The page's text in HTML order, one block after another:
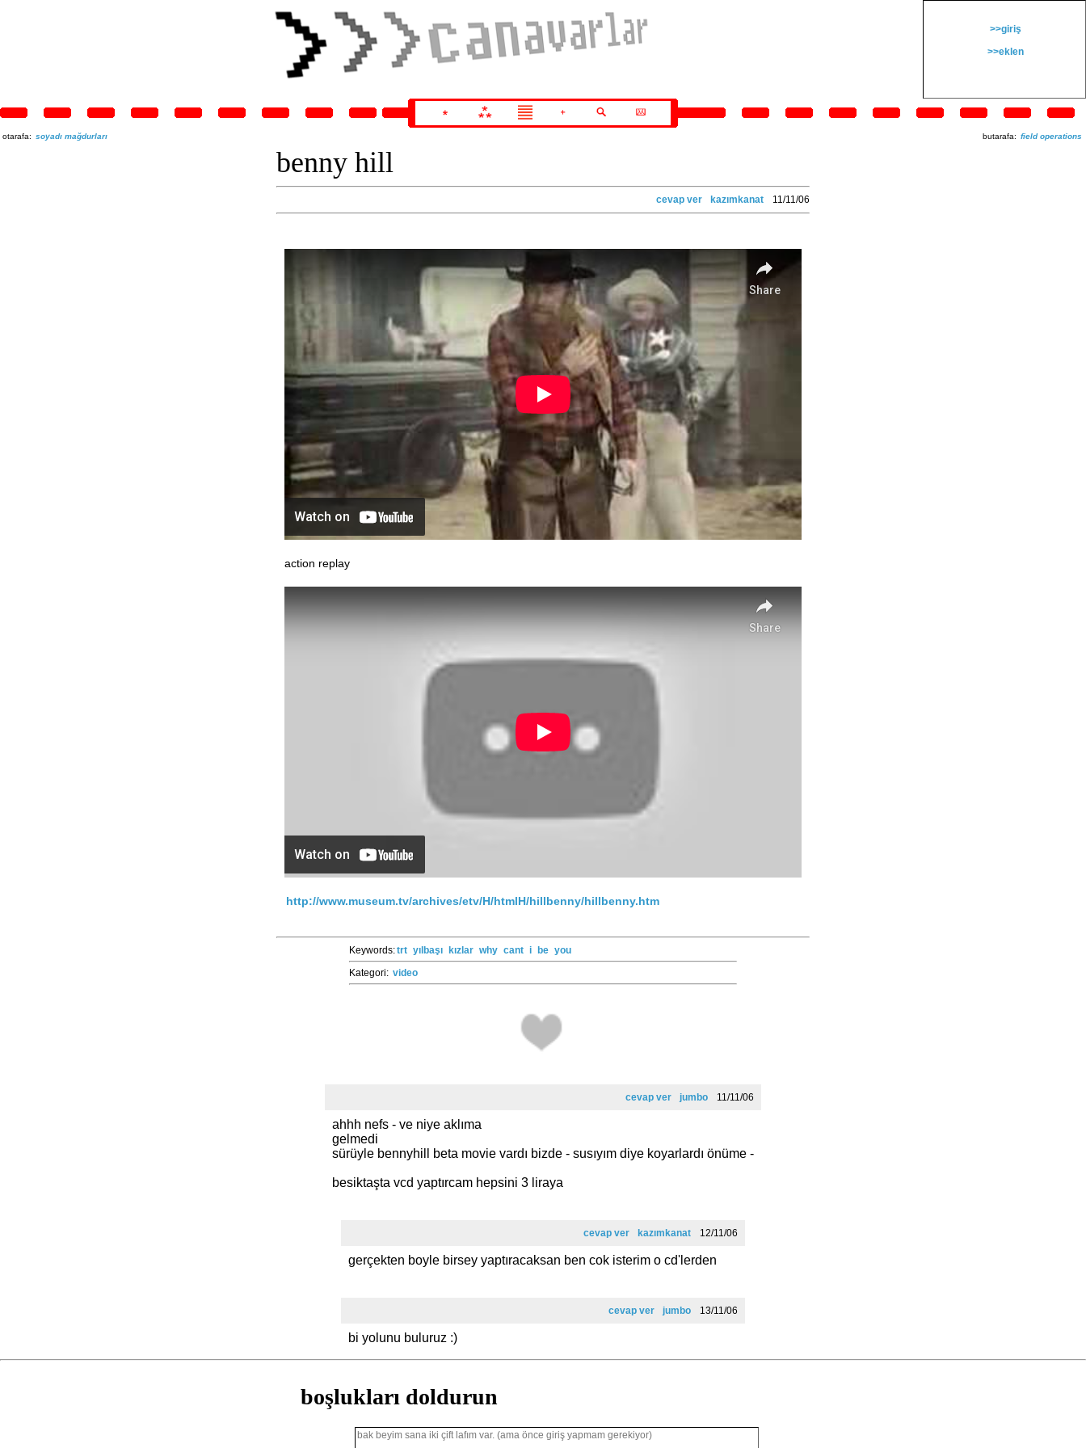
>>giriş
>>eklen
otarafa: soyadı mağdurları butarafa: field operations
benny hill
cevap ver kazımkanat 11/11/06
action replay
http://www.museum.tv/archives/etv/H/htmlH/hillbenny/hillbenny.htm
Keywords:trt yılbaşı kızlar why cant i be you
Kategori: video
cevap ver jumbo 11/11/06
ahhh nefs - ve niye aklıma
gelmedi
sürüyle bennyhill beta movie vardı bizde - susıyım diye koyarlardı önüme -
besiktaşta vcd yaptırcam hepsini 3 liraya
cevap ver kazımkanat 12/11/06
gerçekten boyle birsey yaptıracaksan ben cok isterim o cd'lerden
cevap ver jumbo 13/11/06
bi yolunu buluruz :)
boşlukları doldurun